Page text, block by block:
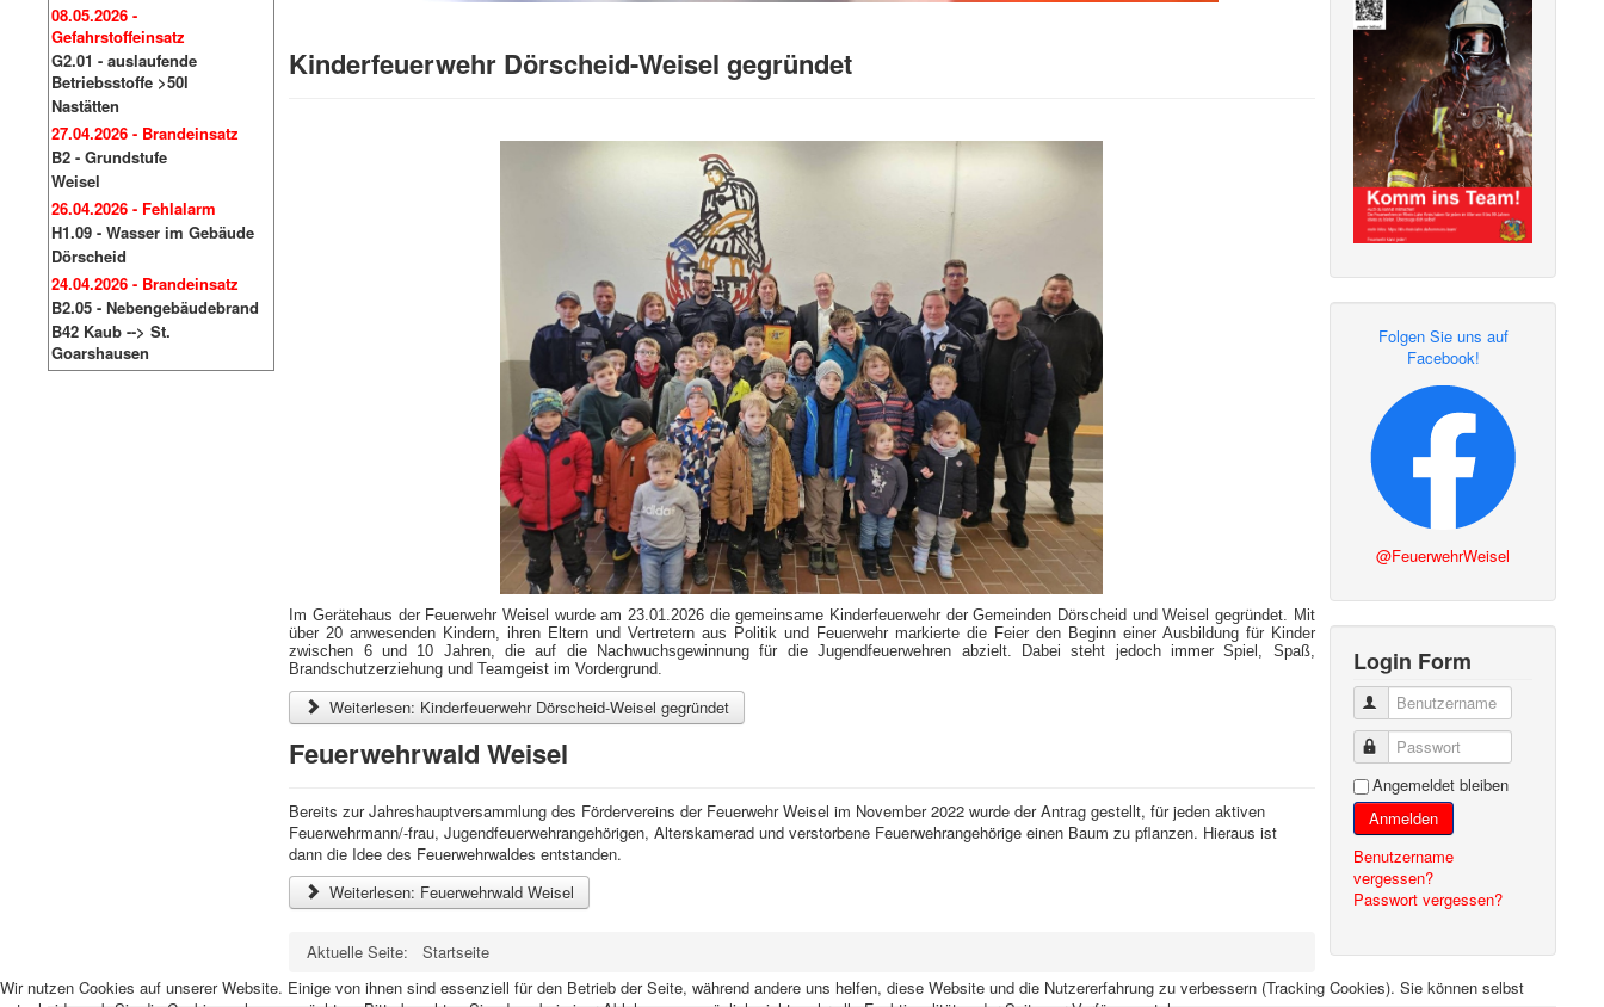
08.05.2026 -
Gefahrstoffeinsatz
G2.01 - auslaufende
Betriebsstoffe >50l
Nastätten
27.04.2026 - Brandeinsatz
B2 - Grundstufe
Weisel
26.04.2026 - Fehlalarm
H1.09 - Wasser im Gebäude
Dörscheid
24.04.2026 - Brandeinsatz
B2.05 - Nebengebäudebrand
B42 Kaub --> St.
Goarshausen
Kinderfeuerwehr Dörscheid-Weisel gegründet
Im Gerätehaus der Feuerwehr Weisel wurde am 23.01.2026 die gemeinsame Kinderfeuerwehr der Gemeinden Dörscheid und Weisel gegründet. Mit
über 20 anwesenden Kindern, ihren Eltern und Vertretern aus Politik und Feuerwehr markierte die Feier den Beginn einer Ausbildung für Kinder
zwischen 6 und 10 Jahren, die auf die Nachwuchsgewinnung für die Jugendfeuerwehren abzielt. Dabei steht jedoch immer Spiel, Spaß,
Brandschutzerziehung und Teamgeist im Vordergrund.
Weiterlesen: Kinderfeuerwehr Dörscheid-Weisel gegründet
Feuerwehrwald Weisel
Bereits zur Jahreshauptversammlung des Fördervereins der Feuerwehr Weisel im November 2022 wurde der Antrag gestellt, für jeden aktiven
Feuerwehrmann/-frau, Jugendfeuerwehrangehörigen, Alterskamerad und verstorbene Feuerwehrangehörige einen Baum zu pflanzen. Hieraus ist
dann die Idee des Feuerwehrwaldes entstanden.
Weiterlesen: Feuerwehrwald Weisel
Aktuelle Seite: Startseite
Folgen Sie uns auf
Facebook!
@FeuerwehrWeisel
Login Form
Benutzername
Passwort
Angemeldet bleiben
Anmelden
Benutzername
vergessen?
Passwort vergessen?
Wir nutzen Cookies auf unserer Website. Einige von ihnen sind essenziell für den Betrieb der Seite, während andere uns helfen, diese Website und die Nutzererfahrung zu verbessern (Tracking Cookies). Sie können selbst